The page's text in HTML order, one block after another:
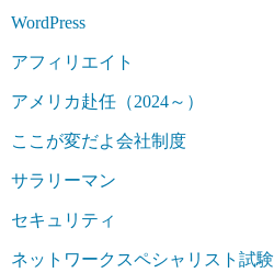
WordPress
アフィリエイト
アメリカ赴任（2024～）
ここが変だよ会社制度
サラリーマン
セキュリティ
ネットワークスペシャリスト試験